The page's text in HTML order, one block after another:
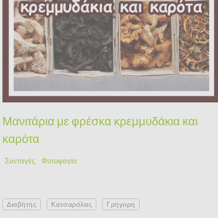
Μανιτάρια με φρέσκα κρεμμυδάκια και
καρότα
Συνταγές Φυτοφαγία
Διαβήτης Κατσαρόλας Γρήγορη